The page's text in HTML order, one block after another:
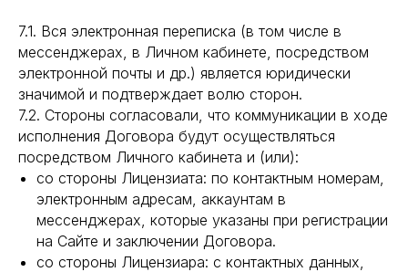
7.1. Вся электронная переписка (в том числе в
мессенджерах, в Личном кабинете, посредством
электронной почты и др.) является юридически
значимой и подтверждает волю сторон.
7.2. Стороны согласовали, что коммуникации в ходе
исполнения Договора будут осуществляться
посредством Личного кабинета и (или):
со стороны Лицензиата: по контактным номерам,
электронным адресам, аккаунтам в
мессенджерах, которые указаны при регистрации
на Сайте и заключении Договора.
со стороны Лицензиара: с контактных данных,